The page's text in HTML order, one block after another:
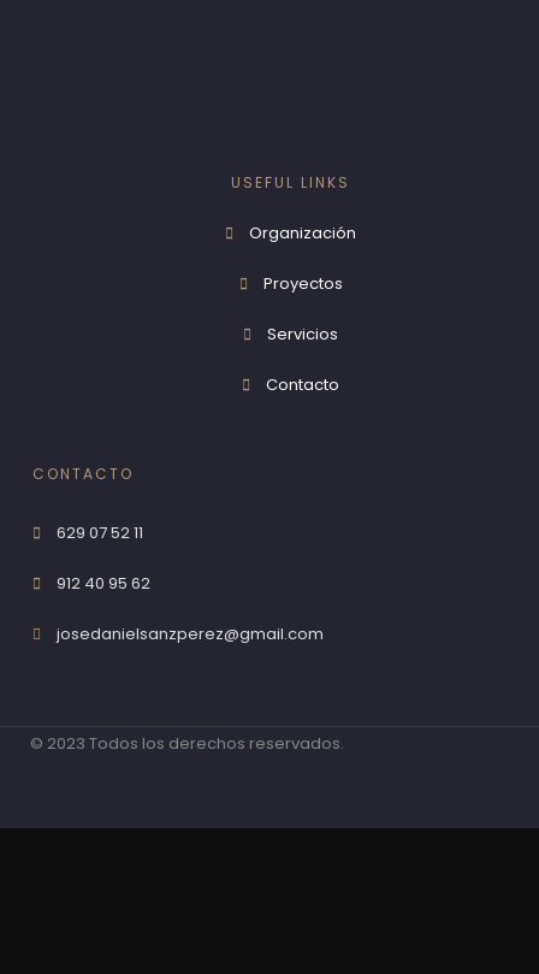
USEFUL LINKS
Organización
Proyectos
Servicios
Contacto
CONTACTO
629 07 52 11
912 40 95 62
josedanielsanzperez@gmail.com
© 2023 Todos los derechos reservados.